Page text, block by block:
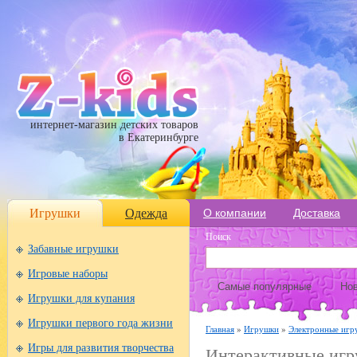
интернет-магазин детских товаров
в Екатеринбурге
Игрушки Одежда О компании Доставка
Забавные игрушки
Игровые наборы
Игрушки для купания
Игрушки первого года жизни
Игры для развития творчества
Поиск
Самые популярные
Главная » Игрушки » Электронные